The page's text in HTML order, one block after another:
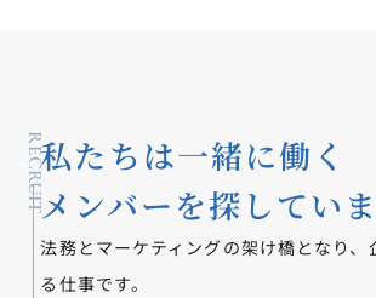
RECRUIT私たちは一緒に働く
メンバーを探していま
法務とマーケティングの架け橋となり、
る仕事です。